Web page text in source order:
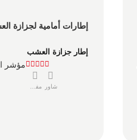
إطارات أمامية لجزازة
إطار جزازة العشب
مؤشر
شاور